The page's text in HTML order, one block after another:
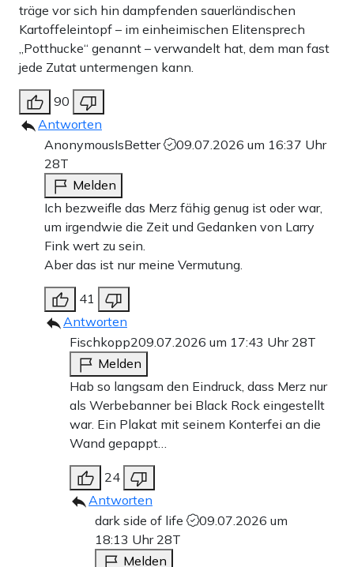
träge vor sich hin dampfenden sauerländischen
Kartoffeleintopf – im einheimischen Elitensprech
„Potthucke“ genannt – verwandelt hat, dem man fast
jede Zutat untermengen kann.
90
Antworten
AnonymousIsBetter
09.07.2026 um 16:37 Uhr
28T
Melden
Ich bezweifle das Merz fähig genug ist oder war,
um irgendwie die Zeit und Gedanken von Larry
Fink wert zu sein.
Aber das ist nur meine Vermutung.
41
Antworten
Fischkopp209.07.2026 um 17:43 Uhr 28T
Melden
Hab so langsam den Eindruck, dass Merz nur
als Werbebanner bei Black Rock eingestellt
war. Ein Plakat mit seinem Konterfei an die
Wand gepappt…
24
Antworten
dark side of life
09.07.2026 um
18:13 Uhr 28T
Melden